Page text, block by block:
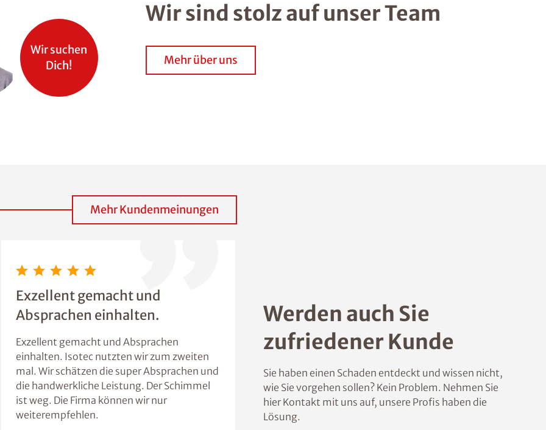
Wir sind stolz auf unser Team
Mehr über uns
Wir suchen
Dich!
Mehr Kundenmeinungen
Exzellent gemacht und
Absprachen einhalten.
Exzellent gemacht und Absprachen
einhalten. Isotec nutzten wir zum zweiten
mal. Wir schätzen die super Absprachen und
die handwerkliche Leistung. Der Schimmel
ist weg. Die Firma können wir nur
weiterempfehlen.
Werden auch Sie
zufriedener Kunde
Sie haben einen Schaden entdeckt und wissen nicht,
wie Sie vorgehen sollen? Kein Problem. Nehmen Sie
hier Kontakt mit uns auf, unsere Profis haben die
Lösung.